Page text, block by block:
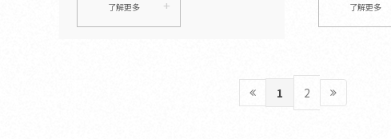
了解更多 了解更多
1 2